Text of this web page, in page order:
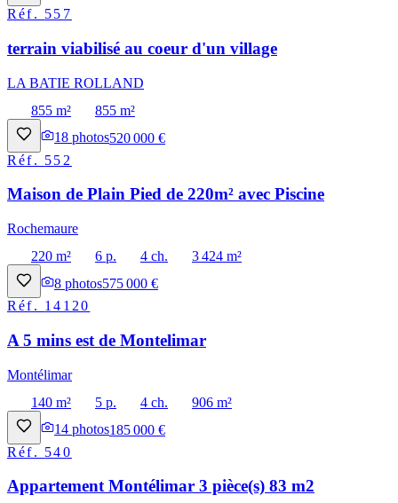
Réf. 557
terrain viabilisé au coeur d'un village
LA BATIE ROLLAND
855 m²
855 m²
18 photos520 000 €
Réf. 552
Maison de Plain Pied de 220m² avec Piscine
Rochemaure
220 m²
6 p. 4 ch.
3 424 m²
8 photos575 000 €
Réf. 14120
A 5 mins est de Montelimar
Montélimar
140 m²
5 p. 4 ch.
906 m²
14 photos185 000 €
Réf. 540
Appartement Montélimar 3 pièce(s) 83 m2